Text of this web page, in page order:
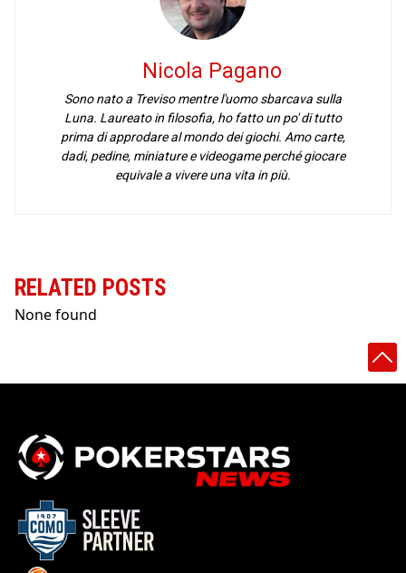
Nicola Pagano
Sono nato a Treviso mentre l'uomo sbarcava sulla
Luna. Laureato in filosofia, ho fatto un po' di tutto
prima di approdare al mondo dei giochi. Amo carte,
dadi, pedine, miniature e videogame perché giocare
equivale a vivere una vita in più.
RELATED POSTS
None found